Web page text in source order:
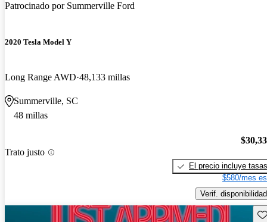
Patrocinado por Summerville Ford
2020 Tesla Model Y
Long Range AWD 48,133 millas
Summerville, SC
48 millas
Trato justo
El precio incluye tasas
$580/mes
Verif. disponibilidad